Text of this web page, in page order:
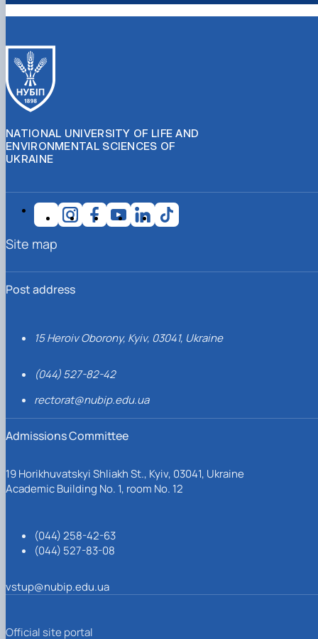
NATIONAL UNIVERSITY OF LIFE AND
ENVIRONMENTAL SCIENCES OF
UKRAINE
Post address
15 Heroiv Oborony, Kyiv, 03041, Ukraine
(044) 527-82-42
rectorat@nubip.edu.ua
Admissions Committee
19 Horikhuvatskyi Shliakh St., Kyiv, 03041, Ukraine
Academic Building No. 1, room No. 12
(044) 258-42-63
(044) 527-83-08
vstup@nubip.edu.ua
Site map
Official site portal